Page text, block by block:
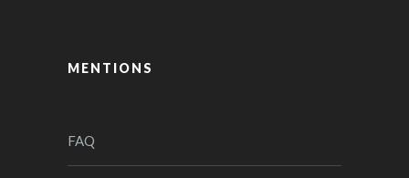
MENTIONS
FAQ